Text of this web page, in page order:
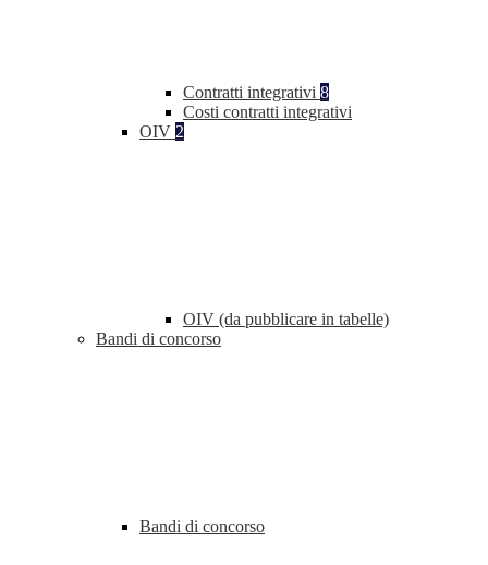
Contratti integrativi 8
Costi contratti integrativi
OIV 2
OIV (da pubblicare in tabelle)
Bandi di concorso
Bandi di concorso